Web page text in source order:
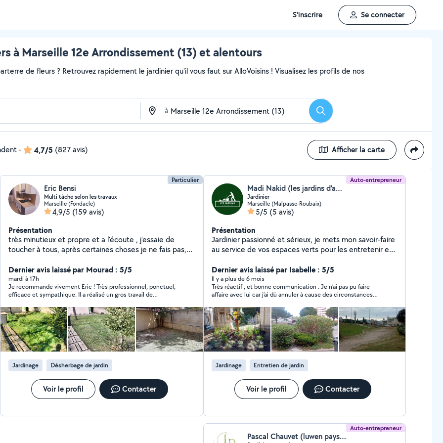
S'inscrire Se connecter
à Marseille 12e Arrondissement (13) et alentours
de fleurs ? Retrouvez rapidement le jardinier qu'il vous faut sur AlloVoisins ! Visualisez les profils de nos
à Rechercher
- 4,7/5 (827 avis) Afficher la carte
Particulier
Eric Bensi
Multi tâche selon les travaux
Marseille (Fondacle)
4,9/5 (159 avis)
Présentation
très minutieux et propre et a l'écoute , j'essaie de
toucher à tous, après certaines choses je ne fais pas,
Dernier avis laissé par Mourad : 5/5
mardi à 17h
Je recommande vivement Eric ! Très professionnel, ponctuel,
efficace et sympathique. Il a réalisé un gros travail de
tronçonneuse, puis a évacué tous les déchets verts. Le
chantier a été laissé parfaitement propre à son départ. Travail
soigné, rapide et de qualité.
Jardinage Désherbage de jardin
Voir le profil Contacter
Auto-entrepreneur
Madi Nakid (les jardins d'abelias)
Jardinier
Marseille (Malpasse-Roubaix)
5/5 (5 avis)
Présentation
Jardinier passionné et sérieux, je mets mon savoir-faire
au service de vos espaces verts pour les entretenir et
Dernier avis laissé par Isabelle : 5/5
Il y a plus de 6 mois
Très réactif , et bonne communication . Je n’ai pas pu faire
affaire avec lui car j’ai dû annuler à cause des circonstances
Jardinage Entretien de jardin
Voir le profil Contacter
Auto-entrepreneur
Pascal Chauvet (luwen paysages)